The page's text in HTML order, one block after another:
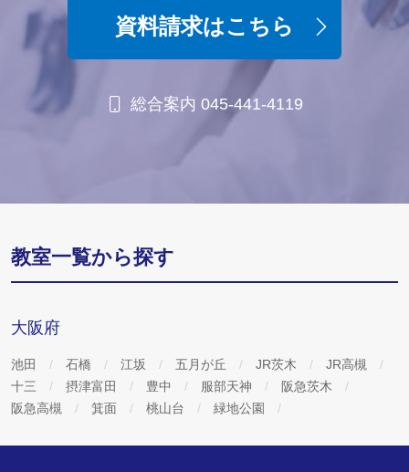
資料請求はこちら
総合案内 045-441-4119
教室一覧から探す
大阪府
池田 石橋 江坂 五月が丘 JR茨木
JR高槻
十三
摂津富田 豊中 服部天神
阪急茨木
阪急高槻
箕面 桃山台 緑地公園